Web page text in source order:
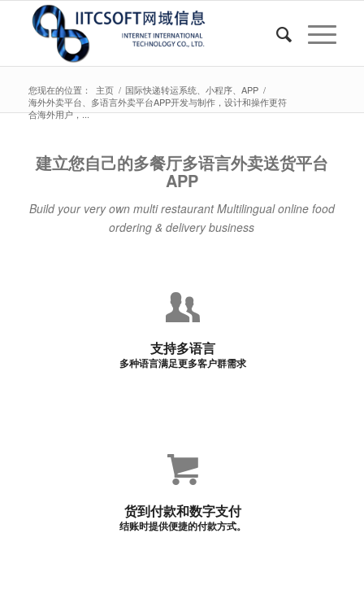
您现在的位置： 主页 / 国际快递转运系统、小程序、APP /
海外外卖平台、多语言外卖平台APP开发与制作，设计和操作更符
合海外用户，...
建立您自己的多餐厅多语言外卖送货平台
APP
Build your very own multi restaurant Multilingual online food
ordering & delivery business
支持多语言
多种语言满足更多客户群需求
货到付款和数字支付
结账时提供便捷的付款方式。